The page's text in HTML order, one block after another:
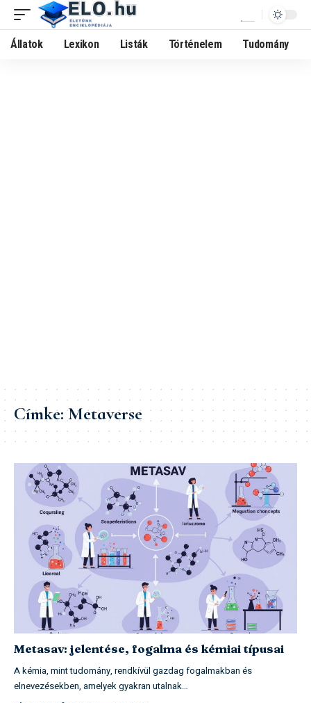
Állatok Lexikon Listák Történelem Tudomány
Címke:Metaverse
Metasav: jelentése, fogalma és kémiai típusai
A kémia, mint tudomány, rendkívül gazdag fogalmakban és
elnevezésekben, amelyek gyakran utalnak…